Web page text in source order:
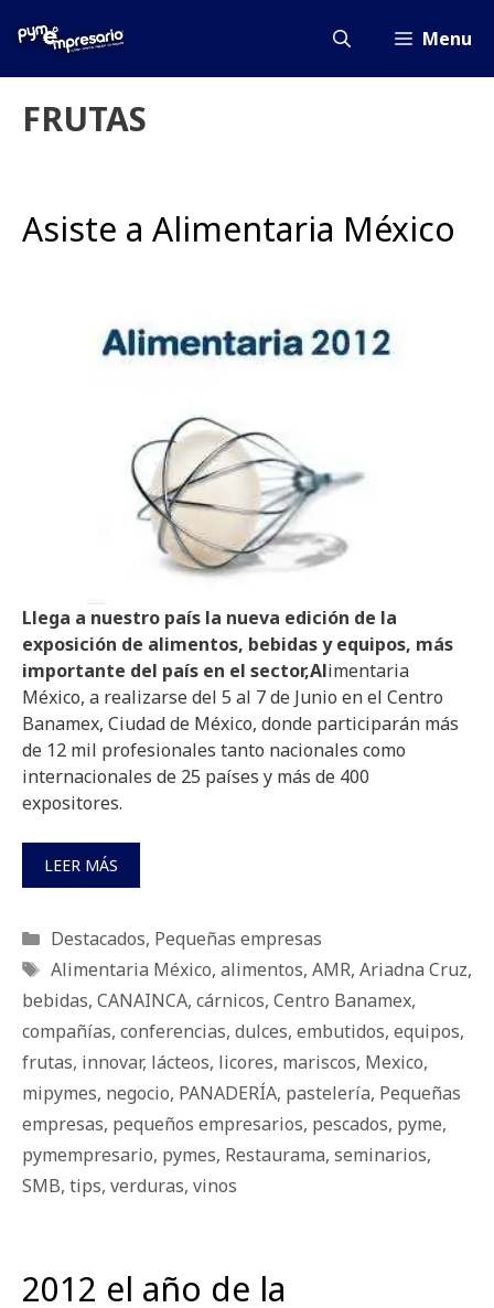
Menu
FRUTAS
Asiste a Alimentaria México
Llega a nuestro país la nueva edición de la
exposición de alimentos, bebidas y equipos, más
importante del país en el sector,Alimentaria
México, a realizarse del 5 al 7 de Junio en el Centro
Banamex, Ciudad de México, donde participarán más
de 12 mil profesionales tanto nacionales como
internacionales de 25 países y más de 400
expositores.
LEER MÁS
Categorías
Destacados, Pequeñas empresas
Etiquetas
Alimentaria México, alimentos, AMR, Ariadna Cruz,
bebidas, CANAINCA, cárnicos, Centro Banamex,
compañías, conferencias, dulces, embutidos, equipos,
frutas, innovar, lácteos, licores, mariscos, Mexico,
mipymes, negocio, PANADERÍA, pastelería, Pequeñas
empresas, pequeños empresarios, pescados, pyme,
pymempresario, pymes, Restaurama, seminarios,
SMB, tips, verduras, vinos
2012 el año de la